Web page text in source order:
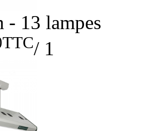
- 13 lampes
TTC/ 1